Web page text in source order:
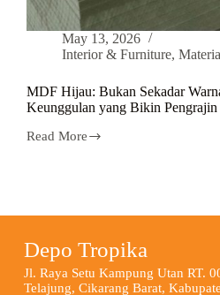
May 13, 2026
Interior & Furniture,
MDF Hijau: Bukan Sekadar
Keunggulan yang Bikin
Read More
Depo Tropika
Jl. Raya Setu Kampung Utan RT.
Telajung, Cikarang Barat,